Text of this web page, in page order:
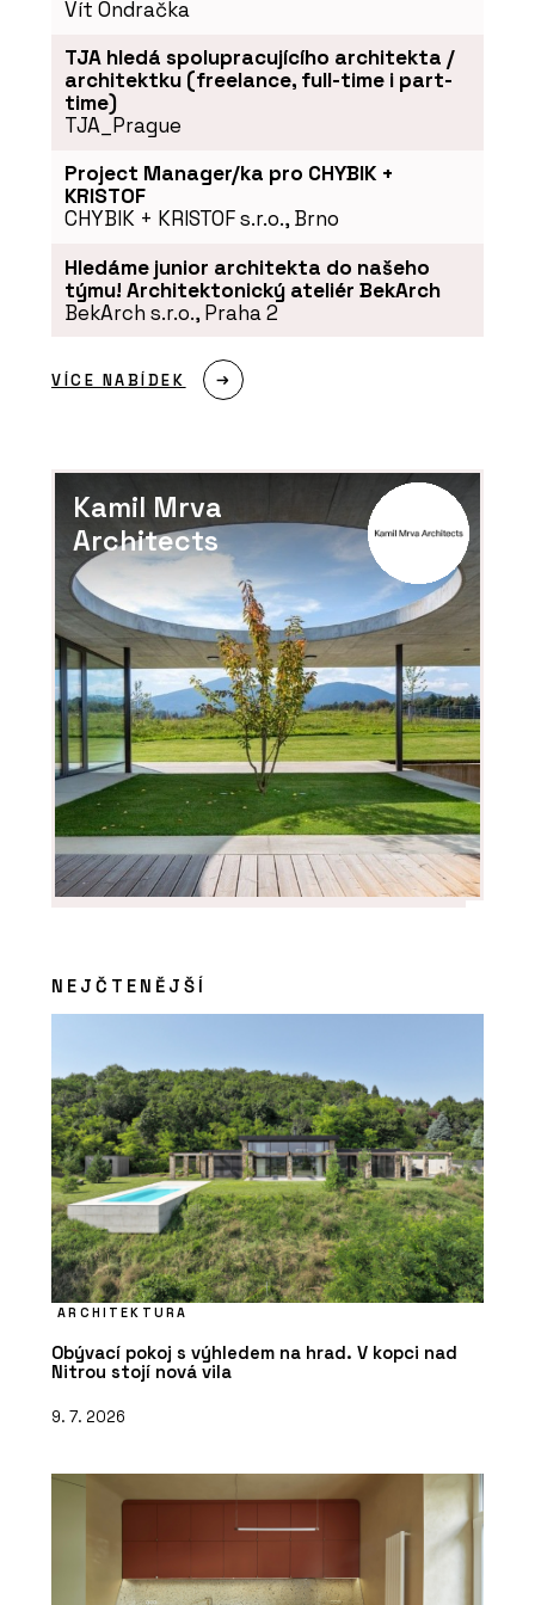
Novinky ze Salone del Mobile 2024:
Konsepti představuje špičkové
designové kousky
PRODUKTY
Křeslo One Page od značky Moroso -
KONSEPTI
minimalistickém duchu
PRODUKTY
Pohovka Budapest Soft od značky
Baxter - KONSEPTI
Vít Ondračka
TJA hledá spolupracujícího architekta /
architektku (freelance, full-time i part-
time)
TJA_Prague
Project Manager/ka pro CHYBIK +
KRISTOF
CHYBIK + KRISTOF s.r.o., Brno
Hledáme junior architekta do našeho
týmu! Architektonický ateliér BekArch
BekArch s.r.o., Praha 2
VÍCE NABÍDEK
Kamil Mrva
Architects
NEJČTENĚJŠÍ
ARCHITEKTURA
Obývací pokoj s výhledem na hrad. V kopci nad
Nitrou stojí nová vila
9. 7. 2026